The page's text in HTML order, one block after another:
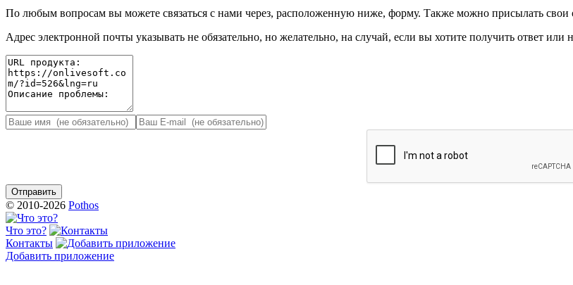
По любым вопросам вы можете связаться с нами через, расположенную ниже, форму. Также можно присылать свои
Адрес электронной почты указывать не обязательно, но желательно, на случай, если вы хотите получить ответ или
© 2010-2026 Pothos
Что это?
Контакты
Добавить приложение